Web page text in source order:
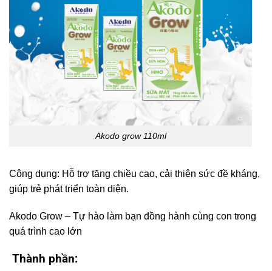
Akodo grow 110ml
Công dụng: Hỗ trợ tăng chiều cao, cải thiện sức đề kháng,
giúp trẻ phát triển toàn diện.
Akodo Grow – Tự hào làm bạn đồng hành cùng con trong
quá trình cao lớn
Thành phần: